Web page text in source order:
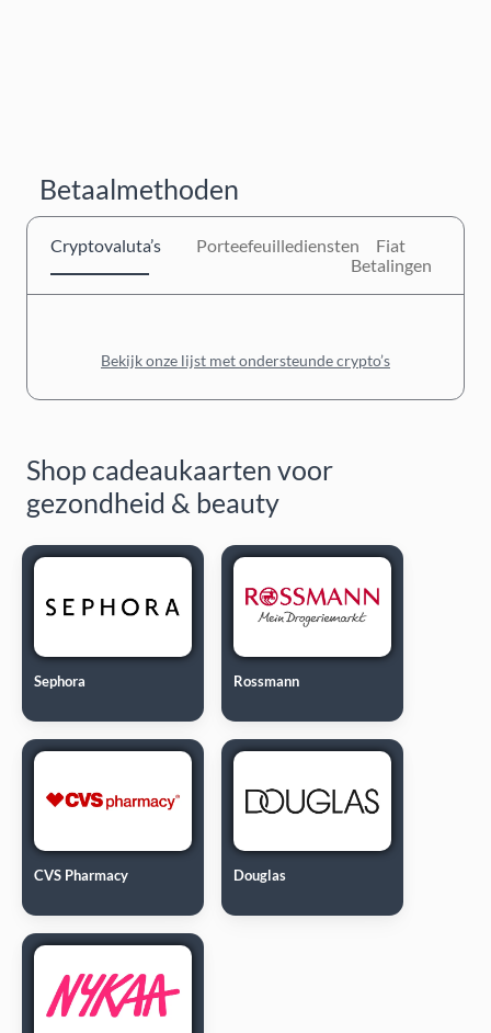
Betaalmethoden
Cryptovaluta’s Porteefeuillediensten
Fiat
Betalingen
Bekijk onze lijst met ondersteunde crypto’s
Shop cadeaukaarten voor
gezondheid & beauty
Sephora Rossmann
CVS Pharmacy Douglas